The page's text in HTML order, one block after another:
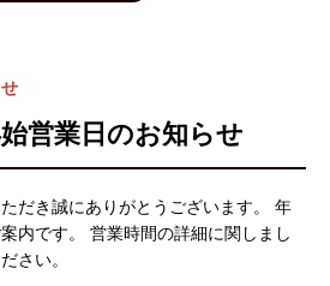
営業日のお知らせ
だき誠にありがとうございます。 年
内です。 営業時間の詳細に関しまし
さい。